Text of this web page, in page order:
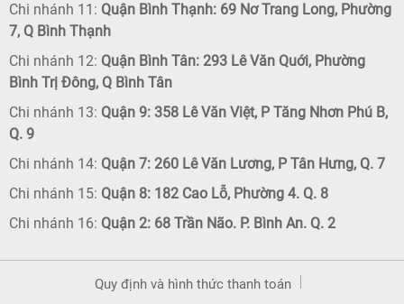
Chi nhánh 11: Quận Bình Thạnh: 69 Nơ Trang Long, Phường
7, Q Bình Thạnh
Chi nhánh 12: Quận Bình Tân: 293 Lê Văn Quới, Phường
Bình Trị Đông, Q Bình Tân
Chi nhánh 13: Quận 9: 358 Lê Văn Việt, P Tăng Nhơn Phú B,
Q. 9
Chi nhánh 14: Quận 7: 260 Lê Văn Lương, P Tân Hưng, Q. 7
Chi nhánh 15: Quận 8: 182 Cao Lỗ, Phường 4. Q. 8
Chi nhánh 16: Quận 2: 68 Trần Não. P. Bình An. Q. 2
Quy định và hình thức thanh toán